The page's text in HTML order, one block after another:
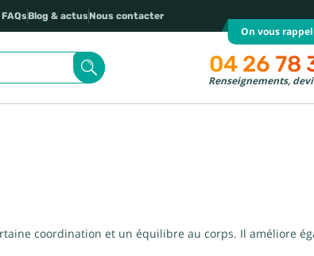
FAQsBlog & actusNous contacter
On vous
04 26 78
Renseignements,
coordination et un équilibre au corps. Il améliore